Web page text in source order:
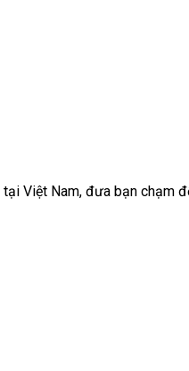
Việt Nam, đưa bạn